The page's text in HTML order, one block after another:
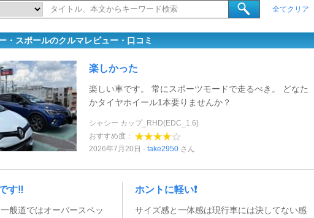
全てクリア
・スポールのクルマレビュー・口コミ
楽しかった
楽しい車です。 常にスポーツモードで走るべき。 どなた
かタイヤホイール1本要りませんか？
シャシー カップ_RHD(EDC_1.6)
おすすめ度：
2026年7月20日
take2950 さん
す‼
般道ではオーバースペッ
ホントに軽い❗️
サイズ感と一体感は現行車には決してない感